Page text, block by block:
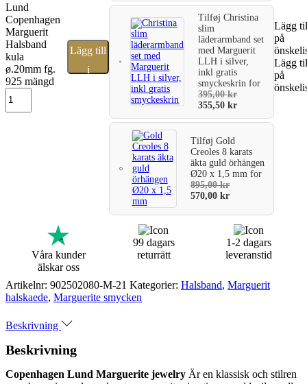
Lund
Copenhagen
Marguerit
Halsband
kula
ø.20mm fg.
925 mängd
Lägg till
i
TilføjChristina
slim
läderarmband set
med Marguerit
LLH i silver,
inkl gratis
smyckeskrinfor
395,00kr
355,50kr
TilføjGold
Creoles 8 karats
äkta guld örhängen
Ø20 x 1,5 mmfor
895,00kr
570,00kr
Lägg
på
Lägg
på
Våra kunder
älskar oss
99 dagars
returrätt
1-2 dagars
leveranstid
Artikelnr: 902502080-M-21 Kategorier: Halsband, Marguerit
halskaede, Marguerite smycken
Beskrivning
Beskrivning
Copenhagen Lund Marguerite jewelry Är en klassisk och stilren